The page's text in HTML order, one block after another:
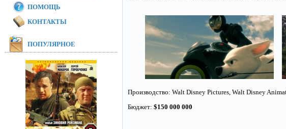
Производство: Walt Disney Pictures, Walt Disney
Бюджет: $150 000 000
ПОМОЩЬ
КОНТАКТЫ
ПОПУЛЯРНОЕ